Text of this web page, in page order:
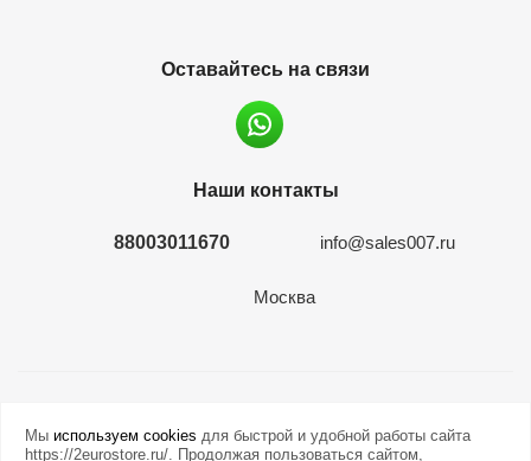
Оставайтесь на связи
Наши контакты
88003011670 info@sales007.ru
Москва
Мы используем cookies для быстрой и удобной работы сайта
https://2eurostore.ru/. Продолжая пользоваться сайтом,